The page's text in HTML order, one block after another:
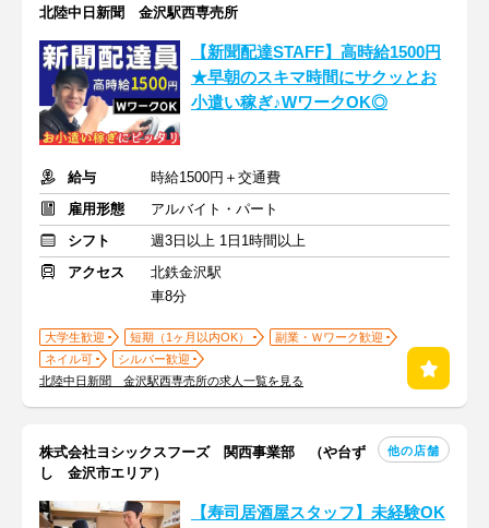
北陸中日新聞 金沢駅西専売所
【新聞配達STAFF】高時給1500円
★早朝のスキマ時間にサクッとお
小遣い稼ぎ♪WワークOK◎
給与
時給1500円＋交通費
雇用形態
アルバイト・パート
シフト
週3日以上 1日1時間以上
アクセス
北鉄金沢駅
車8分
大学生歓迎 短期（1ヶ月以内OK）
副業・Ｗワーク歓迎
ネイル可
シルバー歓迎
北陸中日新聞 金沢駅西専売所の求人一覧を見る
株式会社ヨシックスフーズ 関西事業部 （や台ず
し 金沢市エリア）
他の店舗
【寿司居酒屋スタッフ】未経験OK